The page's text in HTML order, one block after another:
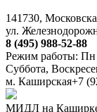
141730,
ул.
8 (495) 988-52-88
Режим работы: Пн
Суббота,
м. Каширская+7
МИДЛ на